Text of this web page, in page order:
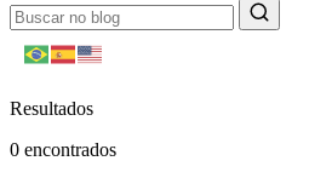
Resultados
0 encontrados